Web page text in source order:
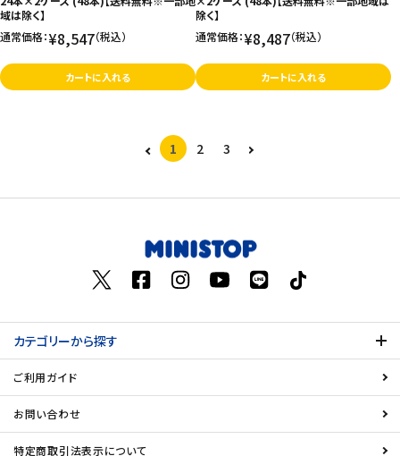
域は除く】
通常価格：¥8,547（税込）
カートに入れる
除く】
通常価格：¥8,487（税込）
カートに入れる
1 2 3
カテゴリーから探す
ご利用ガイド
お問い合わせ
特定商取引法表示について